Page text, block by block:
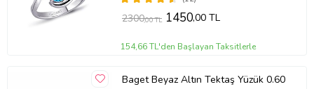
2300,00 TL 1450,00 TL
154,66 TL'den Başlayan Taksitlerle
Baget Beyaz Altın Tektaş Yüzük 0.60